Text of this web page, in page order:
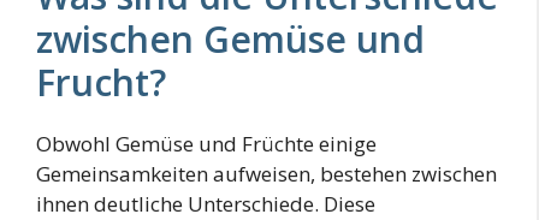
zwischen Gemüse und
Frucht?
Obwohl Gemüse und Früchte einige
Gemeinsamkeiten aufweisen, bestehen zwischen
ihnen deutliche Unterschiede. Diese